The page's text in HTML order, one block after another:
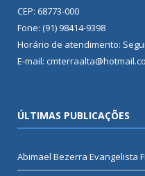
CEP: 68773-000
Fone: (91) 98414-9398
Horário de atendimento:
E-mail:
ÚLTIMAS PUBLICAÇÕES
Abimael Bezerra Evangelista